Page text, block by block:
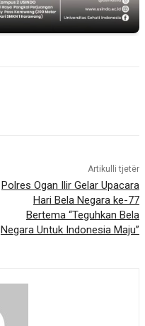
Artikulli tjetër
Polres Ogan Ilir Gelar Upacara
Hari Bela Negara ke-77
Bertema “Teguhkan Bela
Negara Untuk Indonesia Maju”